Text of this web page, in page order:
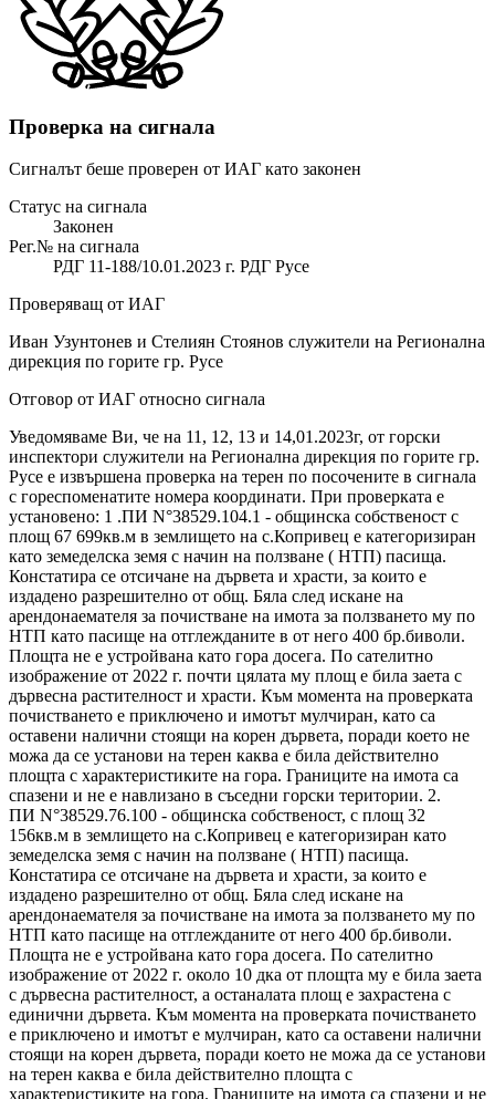
Проверка на сигнала
Сигналът беше проверен от ИАГ като законен
Статус на сигнала
Законен
Рег.№ на сигнала
РДГ 11-188/10.01.2023 г. РДГ Русе
Проверяващ от ИАГ
Иван Узунтонев и Стелиян Стоянов служители на Регионална
дирекция по горите гр. Русе
Отговор от ИАГ относно сигнала
Уведомяваме Ви, че на 11, 12, 13 и 14,01.2023г, от горски
инспектори служители на Регионална дирекция по горите гр.
Русе е извършена проверка на терен по посочените в сигнала
с гореспоменатите номера координати. При проверката е
установено: 1 .ПИ N°38529.104.1 - общинска собственост с
площ 67 699кв.м в землището на с.Копривец е категоризиран
като земеделска земя с начин на ползване ( НТП) пасища.
Констатира се отсичане на дървета и храсти, за които е
издадено разрешително от общ. Бяла след искане на
арендонаемателя за почистване на имота за ползването му по
НТП като пасище на отглежданите в от него 400 бр.биволи.
Площта не е устройвана като гора досега. По сателитно
изображение от 2022 г. почти цялата му площ е била заета с
дървесна растителност и храсти. Към момента на проверката
почистването е приключено и имотът мулчиран, като са
оставени налични стоящи на корен дървета, поради което не
можа да се установи на терен каква е била действително
площта с характеристиките на гора. Границите на имота са
спазени и не е навлизано в съседни горски територии. 2.
ПИ N°38529.76.100 - общинска собственост, с площ 32
156кв.м в землището на с.Копривец е категоризиран като
земеделска земя с начин на ползване ( НТП) пасища.
Констатира се отсичане на дървета и храсти, за които е
издадено разрешително от общ. Бяла след искане на
арендонаемателя за почистване на имота за ползването му по
НТП като пасище на отглежданите от него 400 бр.биволи.
Площта не е устройвана като гора досега. По сателитно
изображение от 2022 г. около 10 дка от площта му е била заета
с дървесна растителност, а останалата площ е захрастена с
единични дървета. Към момента на проверката почистването
е приключено и имотът е мулчиран, като са оставени налични
стоящи на корен дървета, поради което не можа да се установи
на терен каква е била действително площта с
характеристиките на гора. Границите на имота са спазени и не